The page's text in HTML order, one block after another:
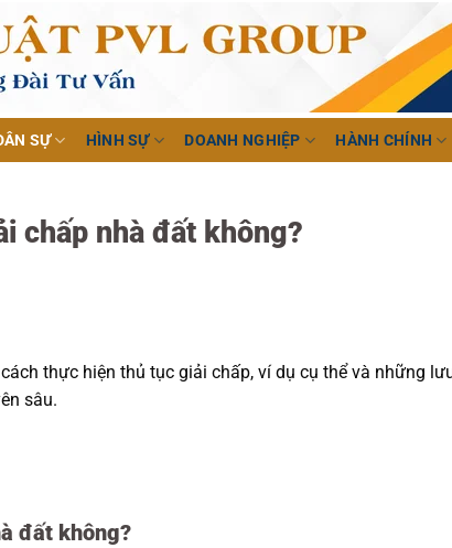
SỰ HÌNH SỰ DOANH NGHIỆP HÀNH CHÍNH
chấp nhà đất không?
thực hiện thủ tục giải chấp, ví dụ cụ thể và những
sâu.
đất không?